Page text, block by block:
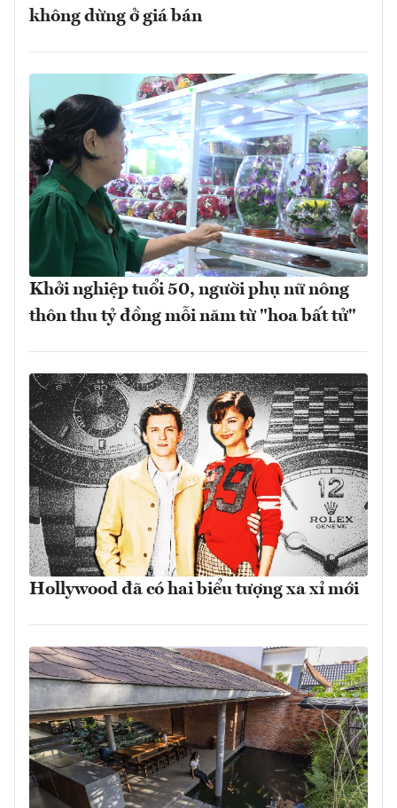
không dừng ở giá bán
Khởi nghiệp tuổi 50, người phụ nữ nông
thôn thu tỷ đồng mỗi năm từ "hoa bất tử"
Hollywood đã có hai biểu tượng xa xỉ mới